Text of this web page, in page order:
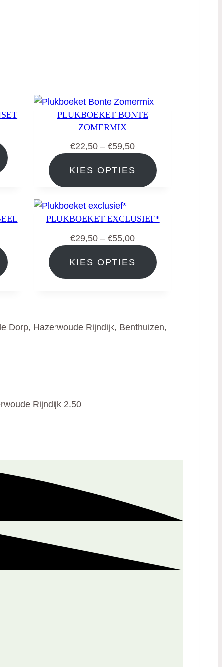
PLUKBOEKET BONTE
ZOMERMIX
€22,50 – €59,50Prijsklasse:
€22,50
tot
€59,50
KIES OPTIES
PLUKBOEKET EXCLUSIEF*
€29,50 – €55,00Prijsklasse:
€29,50
tot
€55,00
KIES OPTIES
Dorp, Hazerwoude Rijndijk, Benthuizen,
Rijndijk 2.50